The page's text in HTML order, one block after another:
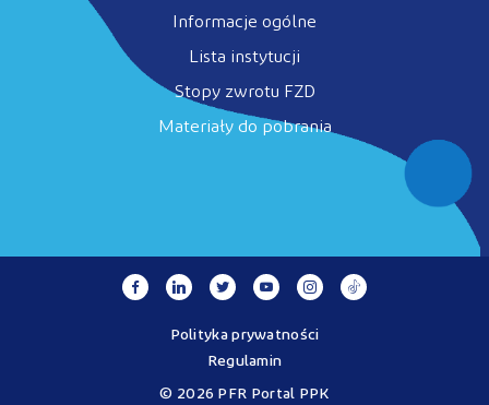
Informacje ogólne
Lista instytucji
Stopy zwrotu FZD
Materiały do pobrania
© 2026 PFR Portal PPK
Polityka prywatności
Regulamin